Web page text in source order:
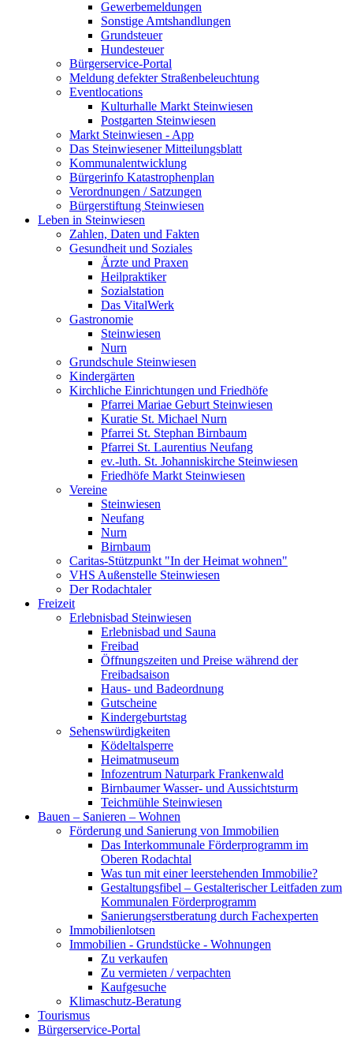
Gewerbemeldungen
Sonstige Amtshandlungen
Grundsteuer
Hundesteuer
Bürgerservice-Portal
Meldung defekter Straßenbeleuchtung
Eventlocations
Kulturhalle Markt Steinwiesen
Postgarten Steinwiesen
Markt Steinwiesen - App
Das Steinwiesener Mitteilungsblatt
Kommunalentwicklung
Bürgerinfo Katastrophenplan
Verordnungen / Satzungen
Bürgerstiftung Steinwiesen
Leben in Steinwiesen
Zahlen, Daten und Fakten
Gesundheit und Soziales
Ärzte und Praxen
Heilpraktiker
Sozialstation
Das VitalWerk
Gastronomie
Steinwiesen
Nurn
Grundschule Steinwiesen
Kindergärten
Kirchliche Einrichtungen und Friedhöfe
Pfarrei Mariae Geburt Steinwiesen
Kuratie St. Michael Nurn
Pfarrei St. Stephan Birnbaum
Pfarrei St. Laurentius Neufang
ev.-luth. St. Johanniskirche Steinwiesen
Friedhöfe Markt Steinwiesen
Vereine
Steinwiesen
Neufang
Nurn
Birnbaum
Caritas-Stützpunkt "In der Heimat wohnen"
VHS Außenstelle Steinwiesen
Der Rodachtaler
Freizeit
Erlebnisbad Steinwiesen
Erlebnisbad und Sauna
Freibad
Öffnungszeiten und Preise während der
Freibadsaison
Haus- und Badeordnung
Gutscheine
Kindergeburtstag
Sehenswürdigkeiten
Ködeltalsperre
Heimatmuseum
Infozentrum Naturpark Frankenwald
Birnbaumer Wasser- und Aussichtsturm
Teichmühle Steinwiesen
Bauen – Sanieren – Wohnen
Förderung und Sanierung von Immobilien
Das Interkommunale Förderprogramm im
Oberen Rodachtal
Was tun mit einer leerstehenden Immobilie?
Gestaltungsfibel – Gestalterischer Leitfaden zum
Kommunalen Förderprogramm
Sanierungserstberatung durch Fachexperten
Immobilienlotsen
Immobilien - Grundstücke - Wohnungen
Zu verkaufen
Zu vermieten / verpachten
Kaufgesuche
Klimaschutz-Beratung
Tourismus
Bürgerservice-Portal